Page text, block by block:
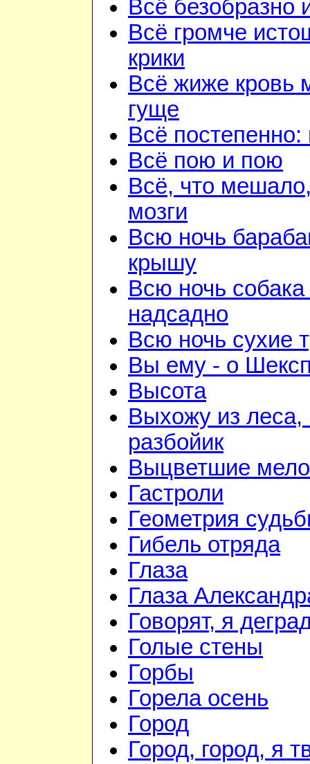
Всё безобразно
Всё громче
крики
Всё жиже кровь
гуще
Всё постепенно:
Всё пою и пою
Всё, что
мозги
Всю ночь
крышу
Всю ночь
надсадно
Всю ночь сухие
Вы ему - о
Высота
Выхожу из леса,
разбойик
Выцветшие
Гастроли
Геометрия
Гибель отряда
Глаза
Глаза
Говорят, я
Голые стены
Горбы
Горела осень
Город
Город, город, я